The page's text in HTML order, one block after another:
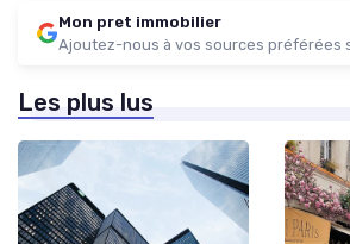
Mon pret immobilier
Ajoutez-nous à vos sources préférées
Les plus lus